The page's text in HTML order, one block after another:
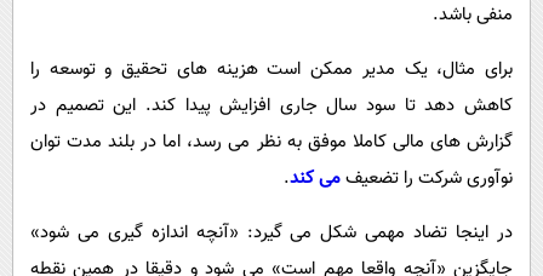
منفی باشد.
برای مثال، یک مدیر ممکن است هزینه های تحقیق و توسعه را
کاهش دهد تا سود سال جاری افزایش پیدا کند. این تصمیم در
گزارش های مالی کاملا موفق به نظر می رسد، اما در بلند مدت توان
نوآوری شرکت را تضعیفمی کند.
در اینجا تضاد مهمی شکل می گیرد: «آنچه اندازه گیری می شود»
جایگزین «آنچه واقعا مهم است» می شود و دقیقا در همین نقطه